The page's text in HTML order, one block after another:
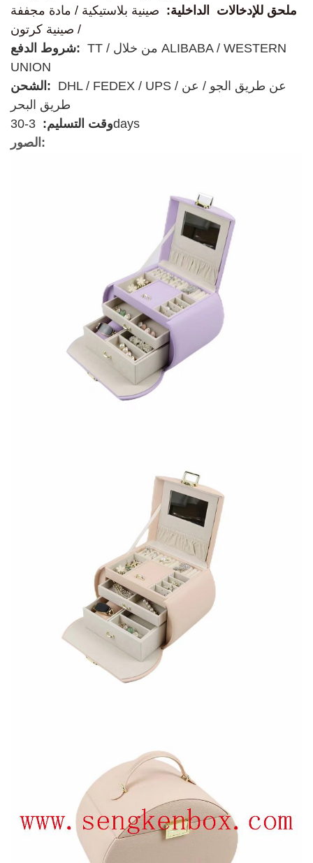
ملحق للإدخالات
الداخلية: صينية بلاستيكية / مادة مجففة
شروط الدفع: TT / من خلال ALIBABA / WESTERN
UNION
الشحن: DHL / FEDEX / UPS / عن طريق الجو / عن
طريق البحر
وقت التسليم:3-30days
الصور: